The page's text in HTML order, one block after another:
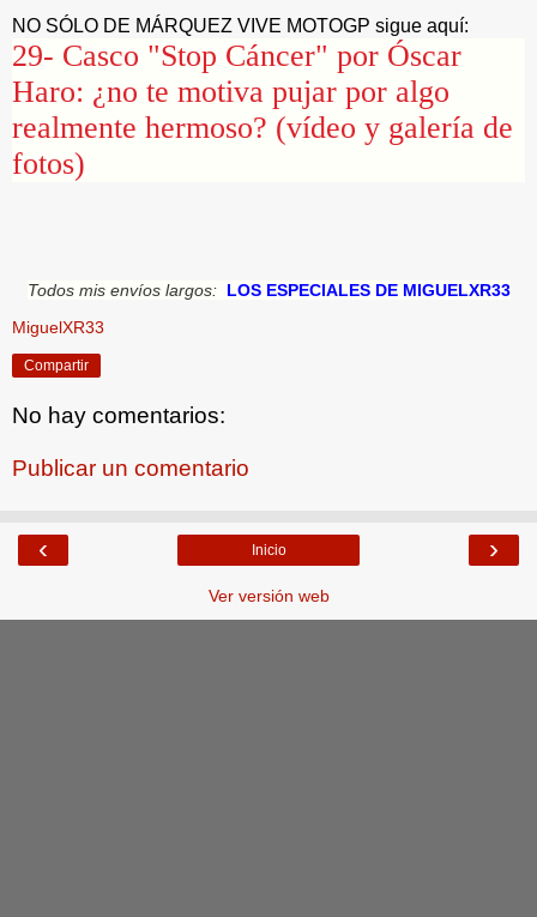
NO SÓLO DE MÁRQUEZ VIVE MOTOGP sigue aquí:
29- Casco "Stop Cáncer" por Óscar
Haro: ¿no te motiva pujar por algo
realmente hermoso? (vídeo y galería de
fotos)
Todos mis envíos largos: LOS ESPECIALES DE MIGUELXR33
MiguelXR33
Compartir
No hay comentarios:
Publicar un comentario
‹ ›
Inicio
Ver versión web